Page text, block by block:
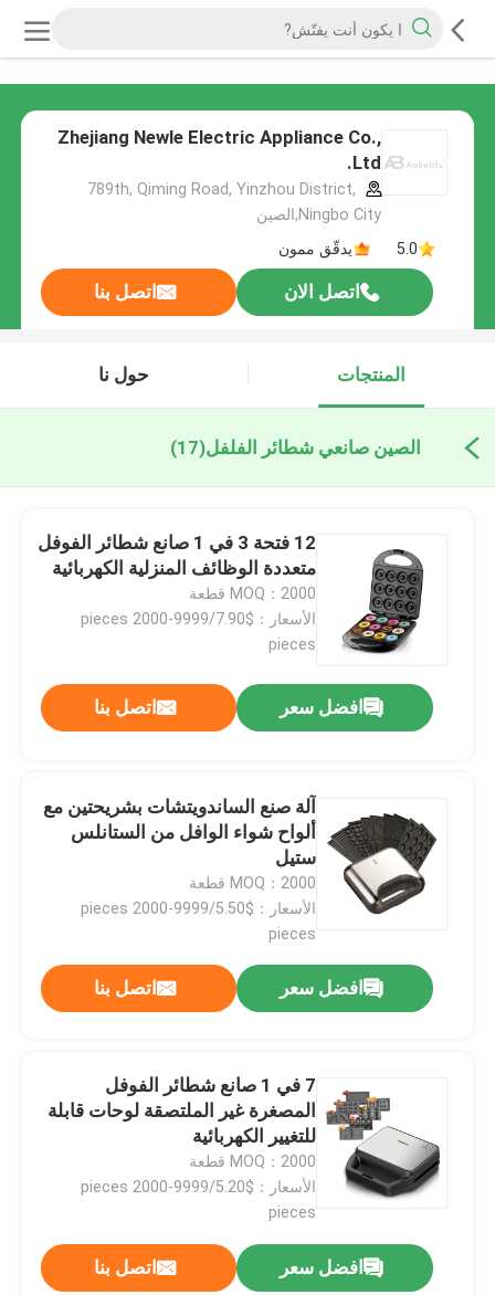
Zhejiang Newle Electric Appliance Co.,
Ltd.
789th, Qiming Road, Yinzhou District,
Ningbo City,الصين
5.0
يدقّق ممون
اتصل الان اتصل بنا
المنتجات حول نا
الصين صانعي شطائر الفلفل(17)
12 فتحة 3 في 1 صانع شطائر الفوفل
متعددة الوظائف المنزلية الكهربائية
MOQ：2000 قطعة
الأسعار：$7.90/pieces 2000-9999
pieces
افضل سعر اتصل بنا
آلة صنع الساندويتشات بشريحتين مع
ألواح شواء الوافل من الستانلس
ستيل
MOQ：2000 قطعة
الأسعار：$5.50/pieces 2000-9999
pieces
افضل سعر اتصل بنا
7 في 1 صانع شطائر الفوفل
المصغرة غير الملتصقة لوحات قابلة
للتغيير الكهربائية
MOQ：2000 قطعة
الأسعار：$5.20/pieces 2000-9999
pieces
افضل سعر اتصل بنا